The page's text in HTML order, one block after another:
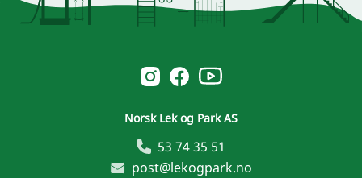
Norsk Leg & Park instagram
Norsk Leg & Park facebook
Norsk Leg & Park youtube
Norsk Lek og Park AS
53 74 35 51
post@lekogpark.no